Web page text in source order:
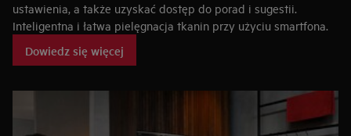
ustawienia, a także uzyskać dostęp do porad i sugestii.
Inteligentna i łatwa pielęgnacja tkanin przy użyciu smartfona.
Dowiedz się więcej